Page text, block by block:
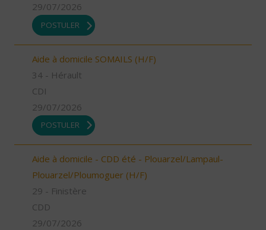
29/07/2026
POSTULER
Aide à domicile SOMAILS (H/F)
34 - Hérault
CDI
29/07/2026
POSTULER
Aide à domicile - CDD été - Plouarzel/Lampaul-
Plouarzel/Ploumoguer (H/F)
29 - Finistère
CDD
29/07/2026